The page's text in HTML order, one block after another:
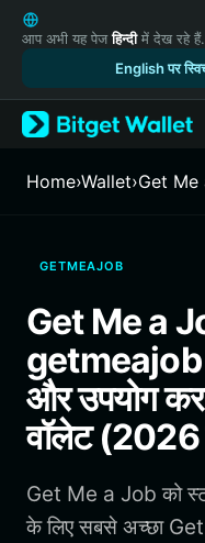
English
日本語
Русский
Español (Latinoamérica)
Türkçe
Italiano
繁體中文
Português (Portugal)
Bahasa Indonesia
ภาษาไทย
हिन्दी
Español
Português (Brasil)
Español (Argentina)
आप अभी यह पेजहिन्दीमें देख रहे
English पर
Home›Wallet›Get Me
GETMEAJOB
Get Me a
getmeajob
और उपयोग
वॉलेट (2026
Get Me a Job को
के लिए सबसे अच्छा